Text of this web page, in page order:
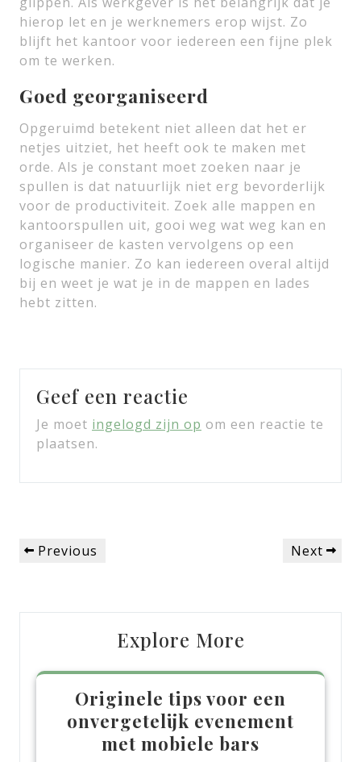
hierop let en je werknemers erop wijst. Zo
blijft het kantoor voor iedereen een fijne plek
om te werken.
Goed georganiseerd
Opgeruimd betekent niet alleen dat het er
netjes uitziet, het heeft ook te maken met
orde. Als je constant moet zoeken naar je
spullen is dat natuurlijk niet erg bevorderlijk
voor de productiviteit. Zoek alle mappen en
kantoorspullen uit, gooi weg wat weg kan en
organiseer de kasten vervolgens op een
logische manier. Zo kan iedereen overal altijd
bij en weet je wat je in de mappen en lades
hebt zitten.
Geef een reactie
Je moet ingelogd zijn op om een reactie te
plaatsen.
Bericht
navigatie
Previous
Previous
Next
Next
Explore More
Originele tips voor een
onvergetelijk evenement
met mobiele bars